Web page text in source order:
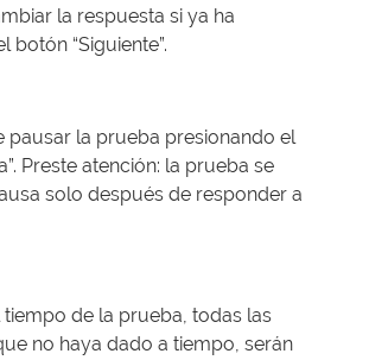
la respuesta si ya ha
botón “Siguiente”.
pausar la prueba presionando el
Preste atención: la prueba se
solo después de responder a
tiempo de la prueba, todas las
no haya dado a tiempo, serán